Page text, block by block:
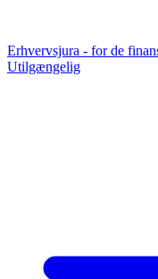
Erhvervsjura - for de
Utilgængelig